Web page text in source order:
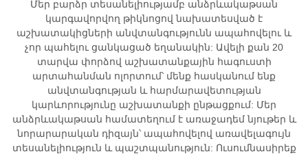
Մեր բարձր տեսանելիությամբ անձրևակաթսան
կարգավորվող թիկնոցով նախատեսված է
աշխատակիցների անվտանգությունն ապահովելու և
չոր պահելու ցանկացած եղանակին: Ավելի քան 20
տարվա փորձով աշխատանքային հագուստի
արտահանման ոլորտում՝ մենք հասկանում ենք
անվտանգության և հարմարավետության
կարևորությունը աշխատանքի ընթացքում: Մեր
անձրևակաթսան համատեղում է առաջադեմ նյութեր և
նորարարական դիզայն՝ ապահովելով առավելագույն
տեսանելիություն և պաշտպանություն: Ուսումնասիրեք